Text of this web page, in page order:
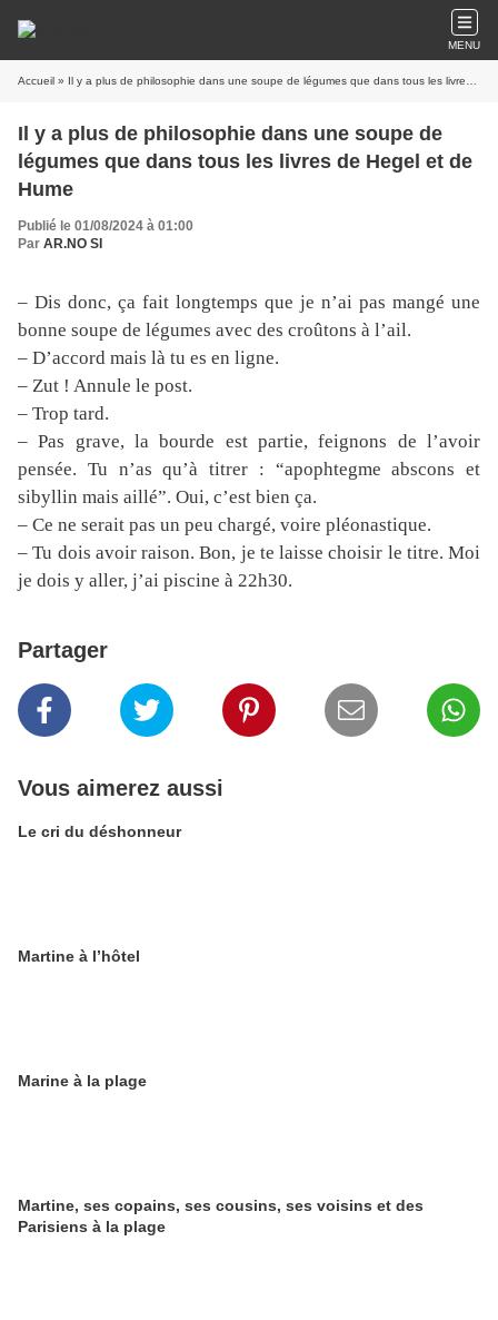
MENU
Accueil » Il y a plus de philosophie dans une soupe de légumes que dans tous les livres de Hegel et de Hume
Il y a plus de philosophie dans une soupe de
légumes que dans tous les livres de Hegel et de
Hume
Publié le 01/08/2024 à 01:00
Par AR.NO SI
– Dis donc, ça fait longtemps que je n’ai pas mangé une
bonne soupe de légumes avec des croûtons à l’ail.
– D’accord mais là tu es en ligne.
– Zut ! Annule le post.
– Trop tard.
– Pas grave, la bourde est partie, feignons de l’avoir
pensée. Tu n’as qu’à titrer : “apophtegme abscons et
sibyllin mais aillé”. Oui, c’est bien ça.
– Ce ne serait pas un peu chargé, voire pléonastique.
– Tu dois avoir raison. Bon, je te laisse choisir le titre. Moi
je dois y aller, j’ai piscine à 22h30.
Partager
Vous aimerez aussi
Le cri du déshonneur
Martine à l’hôtel
Marine à la plage
Martine, ses copains, ses cousins, ses voisins et des
Parisiens à la plage